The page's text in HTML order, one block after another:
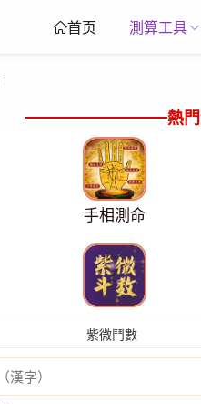
首页 測算工具
熱
手相測命
紫微鬥數